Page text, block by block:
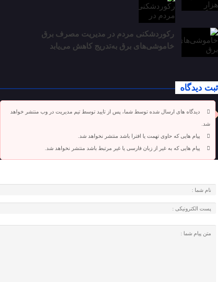
رکوردشکنی مردم در مدیریت مصرف برق
خاموشی‌های برق به‌تدریج کاهش می‌یابد
ثبت دیدگاه
دیدگاه های ارسال شده توسط شما، پس از تایید توسط تیم مدیریت در وب منتشر خواهد
شد.
پیام هایی که حاوی تهمت یا افترا باشد منتشر نخواهد شد.
پیام هایی که به غیر از زبان فارسی یا غیر مرتبط باشد منتشر نخواهد شد.